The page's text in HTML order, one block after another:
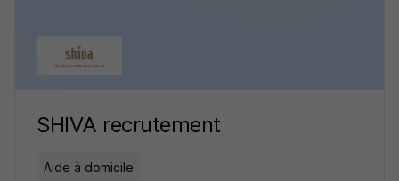
SHIVA recrutement
Aide à domicile